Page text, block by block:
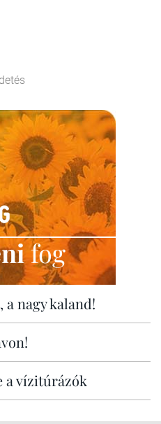
fog
a nagy kaland!
a vízitúrázók